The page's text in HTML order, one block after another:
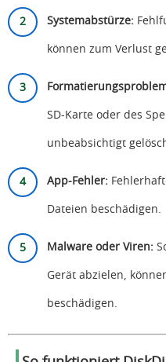
Systemabstürze:
können zum Verlust
SD-Karte oder des
unbeabsichtigt
App-Fehler:
Dateien beschädigen.
Malware oder Viren:
Gerät abzielen,
beschädigen.